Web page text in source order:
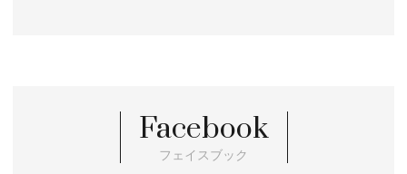
Facebook
フェイスブック